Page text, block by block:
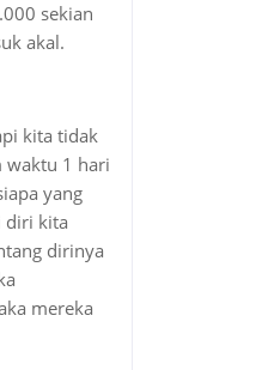
sekian
akal.
kita tidak
waktu 1 hari
yang
diri kita
dirinya
mereka